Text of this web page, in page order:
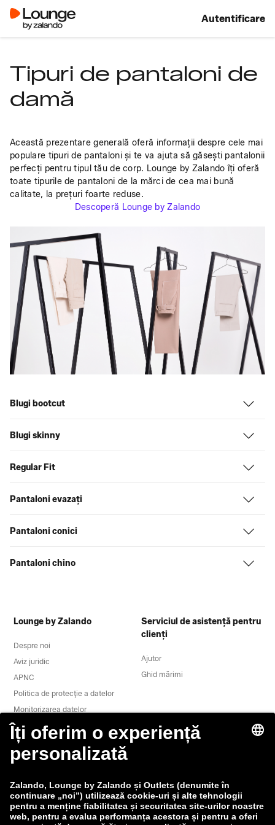
Autentificare
Tipuri de pantaloni de
damă
Această prezentare generală oferă informații despre cele mai
populare tipuri de pantaloni și te va ajuta să găsești pantalonii
perfecți pentru tipul tău de corp. Lounge by Zalando îți oferă
toate tipurile de pantaloni de la mărci de cea mai bună
calitate, la prețuri foarte reduse.
Descoperă Lounge by Zalando
Blugi bootcut
Blugi skinny
Regular Fit
Pantaloni evazați
Pantaloni conici
Pantaloni chino
Lounge by Zalando
Despre noi
Aviz juridic
APNC
Politica de protecție a datelor
Monitorizarea datelor
Termeni și condiții
Retragere
Locuri de muncă
Siguranța produselor
Serviciul de asistență pentru
clienți
Ajutor
Ghid mărimi
Grupul Zalando Modalități de plată